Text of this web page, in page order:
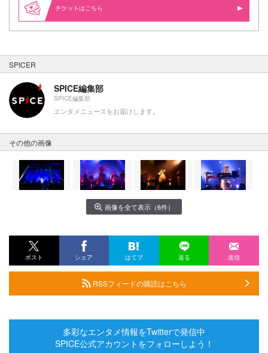
はこちら
SPICER
SPICE編集部
SPICE編集部
エンタメニュースをお届けします。
その他の画像
画像を全て表示（6件）
ポスト シェア はてブ 送る 送信
RSSフィードの購読はこちら
多彩なエンタメ情報をTwitterで発信中
SPICE公式アカウントをフォローしよう！